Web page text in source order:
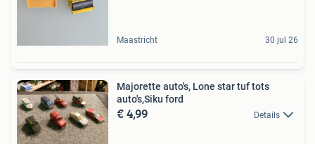
Maastricht 30 jul 26
Majorette auto's, Lone star tuf tots
auto's,Siku ford
€ 4,99 Details